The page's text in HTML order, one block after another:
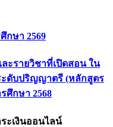
กษา 2569
ะรายวิชาที่เปิดสอน ใน
ดับปริญญาตรี (หลักสูตร
ศึกษา 2568
ะเงินออนไลน์